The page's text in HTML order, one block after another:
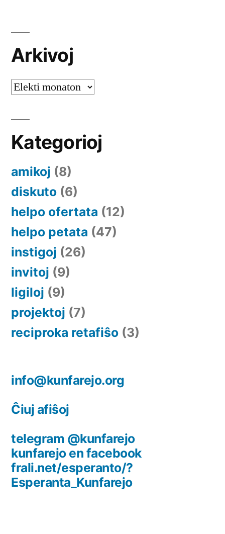
Arkivoj
Arkivoj
Kategorioj
amikoj (8)
diskuto (6)
helpo ofertata (12)
helpo petata (47)
instigoj (26)
invitoj (9)
ligiloj (9)
projektoj (7)
reciproka retafiŝo (3)
info@kunfarejo.org
Ĉiuj afiŝoj
telegram @kunfarejo
kunfarejo en facebook
frali.net/esperanto/?
Esperanta_Kunfarejo